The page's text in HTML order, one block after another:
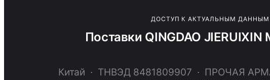
ДОСТУП К АКТУАЛЬНЫМ
Поставки QINGDAO
Китай · ТНВЭД 8481809907 · ПРОЧАЯ